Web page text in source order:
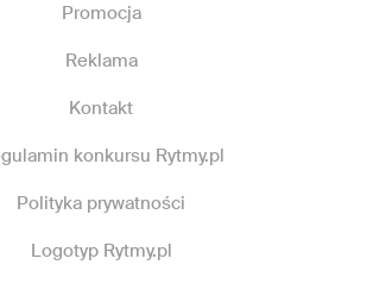
Promocja
Reklama
Kontakt
konkursu Rytmy.pl
Polityka prywatności
Logotyp Rytmy.pl